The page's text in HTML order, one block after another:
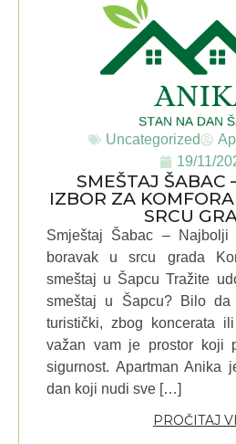
Uncategorized
19/11/
SMEŠTAJ ŠABAC
IZBOR ZA
SRCU
Smještaj Šabac – Najbolji
boravak u srcu grada
smeštaj u Šapcu Tražite
smeštaj u Šapcu? Bilo da
turistički, zbog koncerata
važan vam je prostor koji
sigurnost. Apartman Anika
dan koji nudi sve […]
PROČITAJ